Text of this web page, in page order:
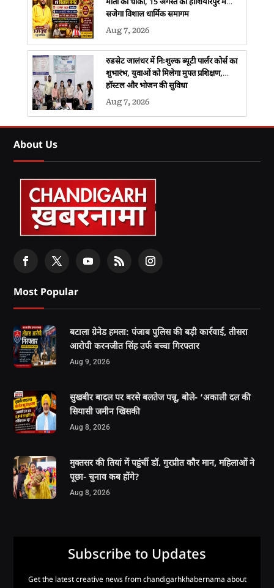
सजेगा विशाल धार्मिक समागम
Aug 7, 2026
रुडसेट जालंधर में निःशुल्क ब्यूटी पार्लर कोर्स का
शुभारंभ, युवाओं को मिलेगा मुफ्त प्रशिक्षण,
हॉस्टल और भोजन की सुविधा
Aug 7, 2026
About Us
Most Popular
बटाला ग्रेनेड हमला: पंजाब पुलिस की बड़ी कार्रवाई, तीसरा
आरोपी करनजीत सिंह उर्फ बच्चा गिरफ्तार
Aug 9, 2026
सुखबीर बादल पर बरसे बलतेज पन्नू, बोले- ‘अकाली दल की
सियासी जमीन खिसकी
Aug 8, 2026
मुक्तसर की तियां में पहुंचीं डॉ. गुरप्रीत कौर मान, महिलाओं ने
पूछा- चुनाव कब होंगे?
Aug 8, 2026
Subscribe to Updates
Get the latest creative news from chandigarhkhabernama about